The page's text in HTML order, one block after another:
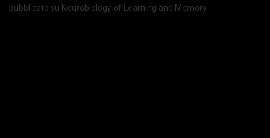
pubblicato su Neurobiology of Learning and Memory.